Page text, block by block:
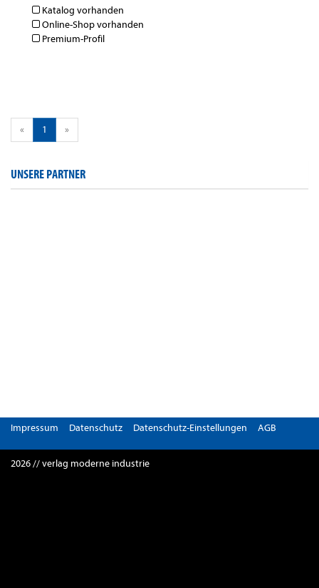
Katalog vorhanden
Online-Shop vorhanden
Premium-Profil
« 1 »
UNSERE PARTNER
Impressum Datenschutz Datenschutz-Einstellungen AGB
2026 // verlag moderne industrie